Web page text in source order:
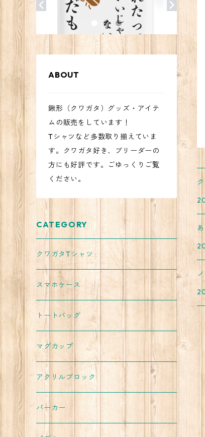
ABOUT
鍬形（クワガタ）グッズ・アイテ
ムの販売をしています！
Tシャツなど多数取り揃えていま
す。クワガタ好き、ブリーダーの
方にも好評です。ごゆっくりご覧
ください。
CATEGORY
クワガタTシャツ
スマホケース
トートバッグ
マグカップ
アクリルブロック
パーカー